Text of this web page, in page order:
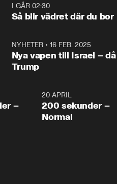
I GÅR 02:30
Så blir vädret där du bor
NYHETER• 16 FEB. 2025
Nya vapen till Israel –
Trump
4:23
–
20 APRIL
200 sekunder –
Normal